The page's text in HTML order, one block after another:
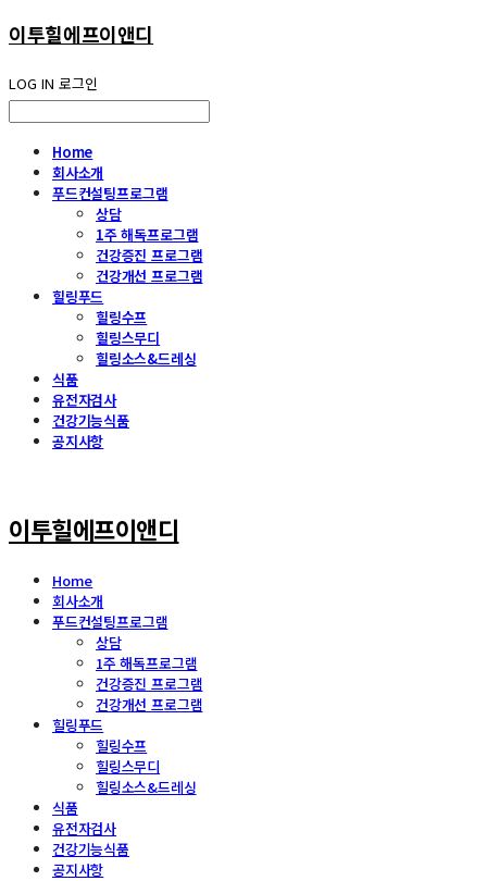
이투힐에프이앤디
LOG IN 로그인
Home
회사소개
푸드컨설팅프로그램
상담
1주 해독프로그램
건강증진 프로그램
건강개선 프로그램
힐링푸드
힐링수프
힐링스무디
힐링소스&드레싱
식품
유전자검사
건강기능식품
공지사항
이투힐에프이앤디
Home
회사소개
푸드컨설팅프로그램
상담
1주 해독프로그램
건강증진 프로그램
건강개선 프로그램
힐링푸드
힐링수프
힐링스무디
힐링소스&드레싱
식품
유전자검사
건강기능식품
공지사항